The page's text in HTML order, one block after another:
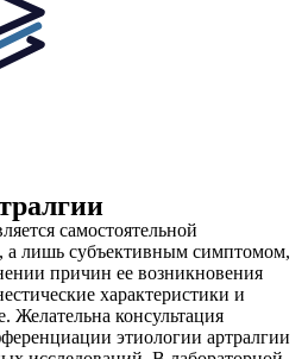
самостоятельной
а лишь субъективным симптомом,
причин ее возникновения
характеристики и
Желательна консультация
этиологии артралгии